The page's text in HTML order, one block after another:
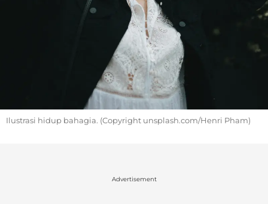
Ilustrasi hidup bahagia. (Copyright unsplash.com/Henri Pham)
Advertisement